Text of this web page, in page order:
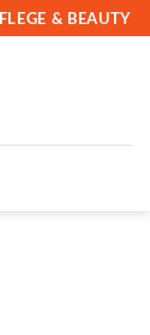
& BEAUTY